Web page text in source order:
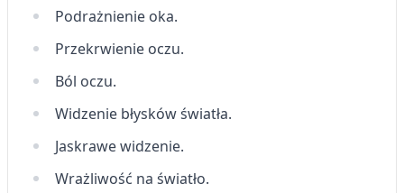
Podrażnienie oka.
Przekrwienie oczu.
Ból oczu.
Widzenie błysków światła.
Jaskrawe widzenie.
Wrażliwość na światło.
spersonalizowanych reklam
Tworzenie profili w celu personalizacji treści
Wykorzystywanie profili w celu doboru
spersonalizowanych treści
Pomiar efektywności reklam